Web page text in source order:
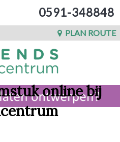
0591-348848
PLAN ROUTE
online bij